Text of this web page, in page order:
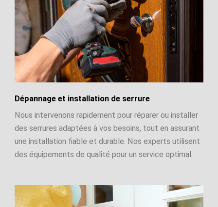
Dépannage et installation de serrure
Nous intervenons rapidement pour réparer ou installer
des serrures adaptées à vos besoins, tout en assurant
une installation fiable et durable. Nos experts utilisent
des équipements de qualité pour un service optimal.